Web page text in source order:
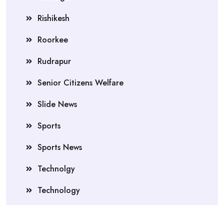
Rishikesh
Roorkee
Rudrapur
Senior Citizens Welfare
Slide News
Sports
Sports News
Technolgy
Technology